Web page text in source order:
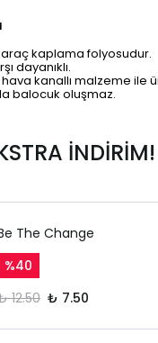
araç kaplama folyosudur.
dayanıklı.
kanallı malzeme ile
balocuk oluşmaz.
İNDİRİM!
The Change
%40
12.50 ₺ 7.50